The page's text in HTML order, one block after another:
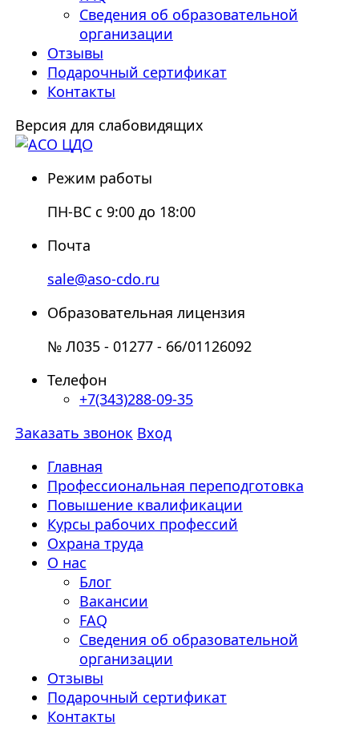
Сведения об образовательной
организации
Отзывы
Подарочный сертификат
Контакты
Версия для слабовидящих
Режим работы
ПН-ВС с 9:00 до 18:00
Почта
sale@aso-cdo.ru
Образовательная лицензия
№ Л035 - 01277 - 66/01126092
Телефон
+7(343)288-09-35
Заказать звонок Вход
Главная
Профессиональная переподготовка
Повышение квалификации
Курсы рабочих профессий
Охрана труда
О нас
Блог
Вакансии
FAQ
Сведения об образовательной
организации
Отзывы
Подарочный сертификат
Контакты